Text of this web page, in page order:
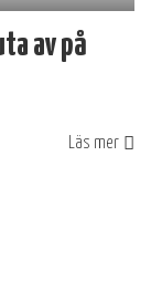
av på
Läs mer